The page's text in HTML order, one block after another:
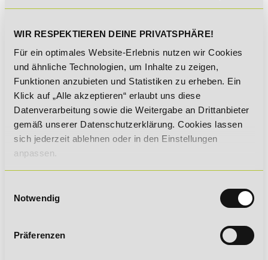
WIR RESPEKTIEREN DEINE PRIVATSPHÄRE!
Für ein optimales Website-Erlebnis nutzen wir Cookies
und ähnliche Technologien, um Inhalte zu zeigen,
Funktionen anzubieten und Statistiken zu erheben. Ein
Klick auf „Alle akzeptieren“ erlaubt uns diese
Datenverarbeitung sowie die Weitergabe an Drittanbieter
gemäß unserer Datenschutzerklärung. Cookies lassen
sich jederzeit ablehnen oder in den Einstellungen
anpassen.
Notwendig
Präferenzen
vorgesehenen Lernerfolgskontrollen
teilzunehmen.
Von der Anmeldung über die
Lernphase bis hin zum
Zertifikat:
Bei uns findet alles komplett
Vollzeit oder berufsbegleitend